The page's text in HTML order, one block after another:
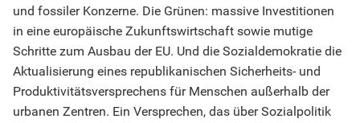
und fossiler Konzerne. Die Grünen: massive Investitionen
in eine europäische Zukunftswirtschaft sowie mutige
Schritte zum Ausbau der EU. Und die Sozialdemokratie die
Aktualisierung eines republikanischen Sicherheits- und
Produktivitätsversprechens für Menschen außerhalb der
urbanen Zentren. Ein Versprechen, das über Sozialpolitik